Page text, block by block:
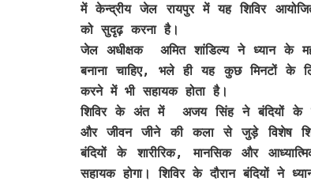
में केन्द्रीय जेल रायपुर में यह शिविर
को सुदृढ़ करना है।
जेल अधीक्षक अमित शांडिल्य ने ध्यान के
बनाना चाहिए, भले ही यह कुछ मिनटों के
करने में भी सहायक होता है।
शिविर के अंत में अजय सिंह ने बंदियों के
और जीवन जीने की कला से जुड़े विशेष
बंदियों के शारीरिक, मानसिक और
सहायक होगा। शिविर के दौरान बंदियों ने